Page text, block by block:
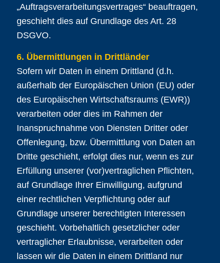
„Auftragsverarbeitungsvertrages“ beauftragen,
geschieht dies auf Grundlage des Art. 28
DSGVO.
6. Übermittlungen in Drittländer
Sofern wir Daten in einem Drittland (d.h.
außerhalb der Europäischen Union (EU) oder
des Europäischen Wirtschaftsraums (EWR))
verarbeiten oder dies im Rahmen der
Inanspruchnahme von Diensten Dritter oder
Offenlegung, bzw. Übermittlung von Daten an
Dritte geschieht, erfolgt dies nur, wenn es zur
Erfüllung unserer (vor)vertraglichen Pflichten,
auf Grundlage Ihrer Einwilligung, aufgrund
einer rechtlichen Verpflichtung oder auf
Grundlage unserer berechtigten Interessen
geschieht. Vorbehaltlich gesetzlicher oder
vertraglicher Erlaubnisse, verarbeiten oder
lassen wir die Daten in einem Drittland nur